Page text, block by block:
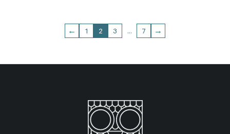
← 1 2 3 … 7 →